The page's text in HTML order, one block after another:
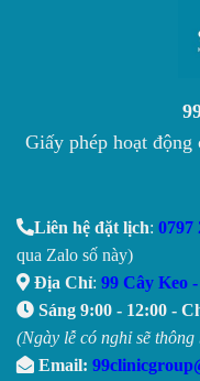
Giấy phép hoạt
Liên hệ đặt lịch: 0797
qua Zalo số này)
Địa Chỉ: 99 Cây Keo
Sáng 9:00 - 12:00 -
(Ngày lễ có nghỉ sẽ
Email: